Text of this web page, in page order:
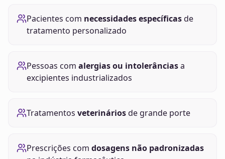
Pacientes com necessidades específicasde
tratamento personalizado
Pessoas com alergias ou intolerânciasa
excipientes industrializados
Tratamentos veterináriosde grande porte
Prescrições com dosagens não padronizadas